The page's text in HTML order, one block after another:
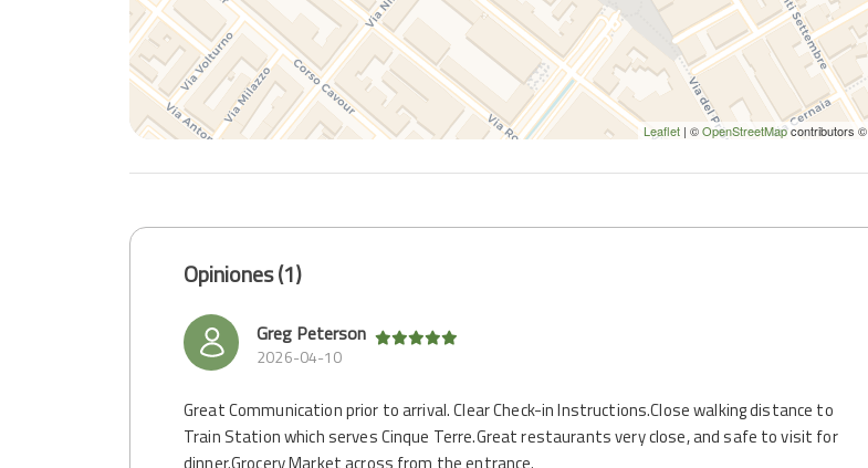
Leaflet | ©OpenStreetMapcontributors ©
Opiniones (1)
Greg Peterson
2026-04-10
Great Communication prior to arrival. Clear Check-in Instructions.Close walking distance to
Train Station which serves Cinque Terre.Great restaurants very close, and safe to visit for